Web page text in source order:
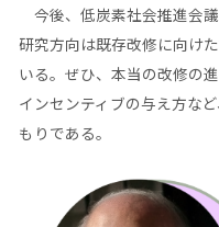
今後、低炭素社会推進会
研究方向は既存改修に向け
いる。ぜひ、本当の改修の
インセンティブの与え方な
もりである。